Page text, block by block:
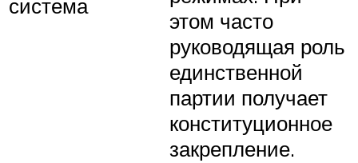
система
этом часто
руководящая роль
единственной
партии получает
конституционное
закрепление.